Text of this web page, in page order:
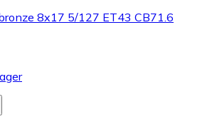
8x17 5/127 ET43 CB71.6